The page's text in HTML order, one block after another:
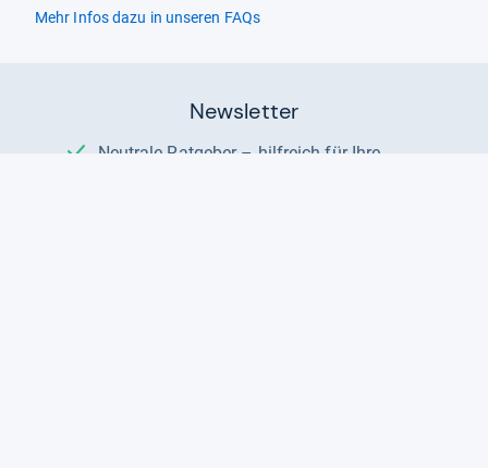
Mehr Infos dazu in unseren FAQs
Newsletter
Neutrale Ratgeber – hilfreich für Ihre